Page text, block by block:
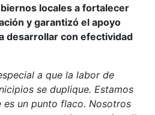
locales a fortalecer
y garantizó el apoyo
desarrollar con efectividad
a que la labor de
se duplique. Estamos
un punto flaco. Nosotros